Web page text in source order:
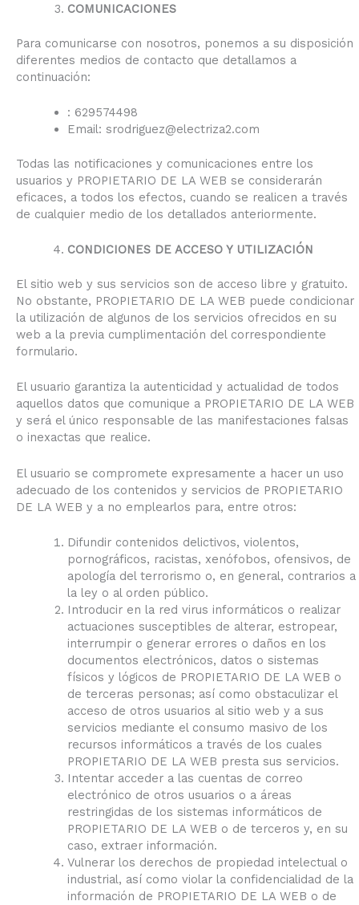
COMUNICACIONES
Para comunicarse con nosotros, ponemos a su disposición
diferentes medios de contacto que detallamos a
continuación:
: 629574498
Email: srodriguez@electriza2.com
Todas las notificaciones y comunicaciones entre los
usuarios y PROPIETARIO DE LA WEB se considerarán
eficaces, a todos los efectos, cuando se realicen a través
de cualquier medio de los detallados anteriormente.
CONDICIONES DE ACCESO Y UTILIZACIÓN
El sitio web y sus servicios son de acceso libre y gratuito.
No obstante, PROPIETARIO DE LA WEB puede condicionar
la utilización de algunos de los servicios ofrecidos en su
web a la previa cumplimentación del correspondiente
formulario.
El usuario garantiza la autenticidad y actualidad de todos
aquellos datos que comunique a PROPIETARIO DE LA WEB
y será el único responsable de las manifestaciones falsas
o inexactas que realice.
El usuario se compromete expresamente a hacer un uso
adecuado de los contenidos y servicios de PROPIETARIO
DE LA WEB y a no emplearlos para, entre otros:
Difundir contenidos delictivos, violentos,
pornográficos, racistas, xenófobos, ofensivos, de
apología del terrorismo o, en general, contrarios a
la ley o al orden público.
Introducir en la red virus informáticos o realizar
actuaciones susceptibles de alterar, estropear,
interrumpir o generar errores o daños en los
documentos electrónicos, datos o sistemas
físicos y lógicos de PROPIETARIO DE LA WEB o
de terceras personas; así como obstaculizar el
acceso de otros usuarios al sitio web y a sus
servicios mediante el consumo masivo de los
recursos informáticos a través de los cuales
PROPIETARIO DE LA WEB presta sus servicios.
Intentar acceder a las cuentas de correo
electrónico de otros usuarios o a áreas
restringidas de los sistemas informáticos de
PROPIETARIO DE LA WEB o de terceros y, en su
caso, extraer información.
Vulnerar los derechos de propiedad intelectual o
industrial, así como violar la confidencialidad de la
información de PROPIETARIO DE LA WEB o de